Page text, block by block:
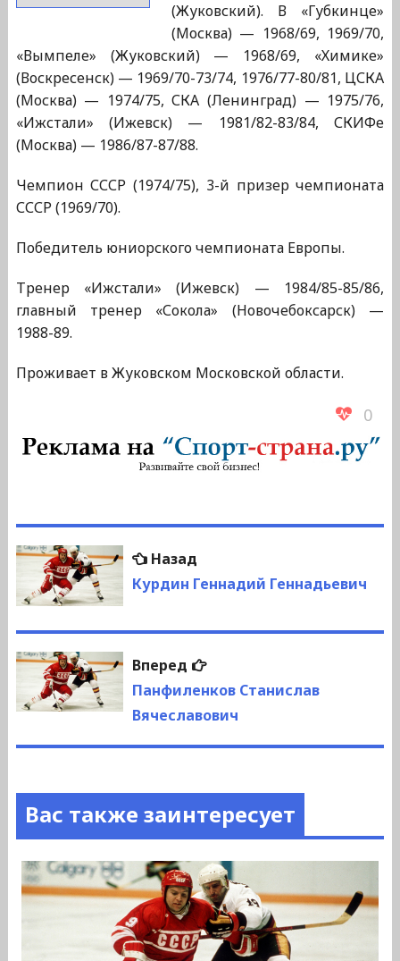
(Жуковский). В «Губкинце»
(Москва) — 1968/69, 1969/70,
«Вымпеле» (Жуковский) — 1968/69, «Химике»
(Воскресенск) — 1969/70-73/74, 1976/77-80/81, ЦСКА
(Москва) — 1974/75, СКА (Ленинград) — 1975/76,
«Ижстали» (Ижевск) — 1981/82-83/84, СКИФе
(Москва) — 1986/87-87/88.
Чемпион СССР (1974/75), 3-й призер чемпионата
СССР (1969/70).
Победитель юниорского чемпионата Европы.
Тренер «Ижстали» (Ижевск) — 1984/85-85/86,
главный тренер «Сокола» (Новочебоксарск) —
1988-89.
Проживает в Жуковском Московской области.
0
Навигация
по
записям
НазадПредыдущая
запись:
Курдин Геннадий Геннадьевич
Вперед
Следующая
запись:
Панфиленков Станислав
Вячеславович
Вас также заинтересует